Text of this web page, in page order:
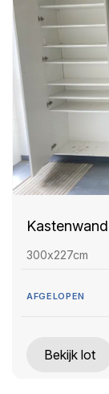
300x227cm
AFGELOPEN
Bekijk lot